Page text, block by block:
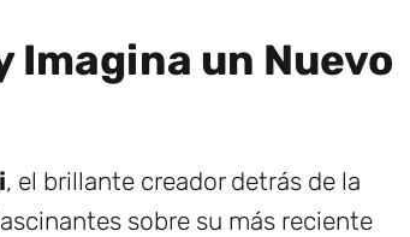
Imagina un Nuevo
, el brillante creador detrás de la
sobre su más reciente